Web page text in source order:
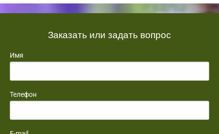
Заказать или задать вопрос
Имя
Телефон